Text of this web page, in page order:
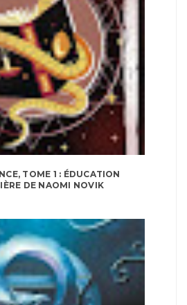
TOME 1 : ÉDUCATION
DE NAOMI NOVIK